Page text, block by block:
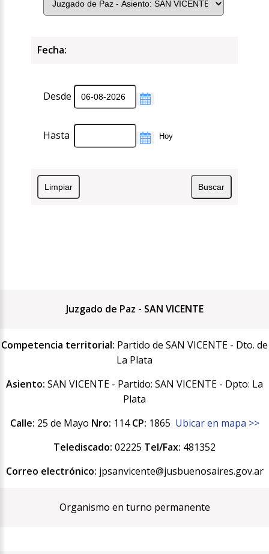
Fecha:
Desde
Hasta
Juzgado de Paz - SAN VICENTE
Competencia territorial: Partido de SAN VICENTE - Dto. de
La Plata
Asiento: SAN VICENTE - Partido: SAN VICENTE - Dpto: La
Plata
Calle: 25 de Mayo Nro: 114CP: 1865 Ubicar en mapa >>
Telediscado: 02225 Tel/Fax: 481352
Correo electrónico: jpsanvicente@jusbuenosaires.gov.ar
Organismo en turno permanente